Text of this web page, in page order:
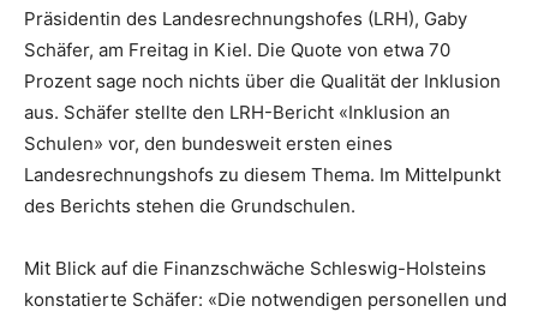
Präsidentin des Landesrechnungshofes (LRH), Gaby
Schäfer, am Freitag in Kiel. Die Quote von etwa 70
Prozent sage noch nichts über die Qualität der Inklusion
aus. Schäfer stellte den LRH-Bericht «Inklusion an
Schulen» vor, den bundesweit ersten eines
Landesrechnungshofs zu diesem Thema. Im Mittelpunkt
des Berichts stehen die Grundschulen.
Mit Blick auf die Finanzschwäche Schleswig-Holsteins
konstatierte Schäfer: «Die notwendigen personellen und